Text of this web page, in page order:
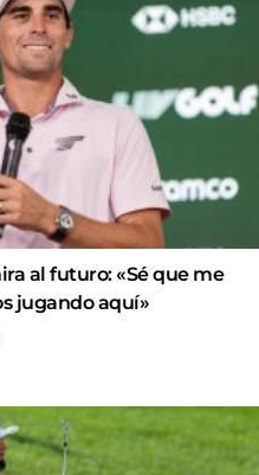
al futuro: «Sé que me
jugando aquí»